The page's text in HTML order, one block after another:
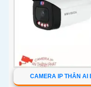
CAMERA IP THÂN AI